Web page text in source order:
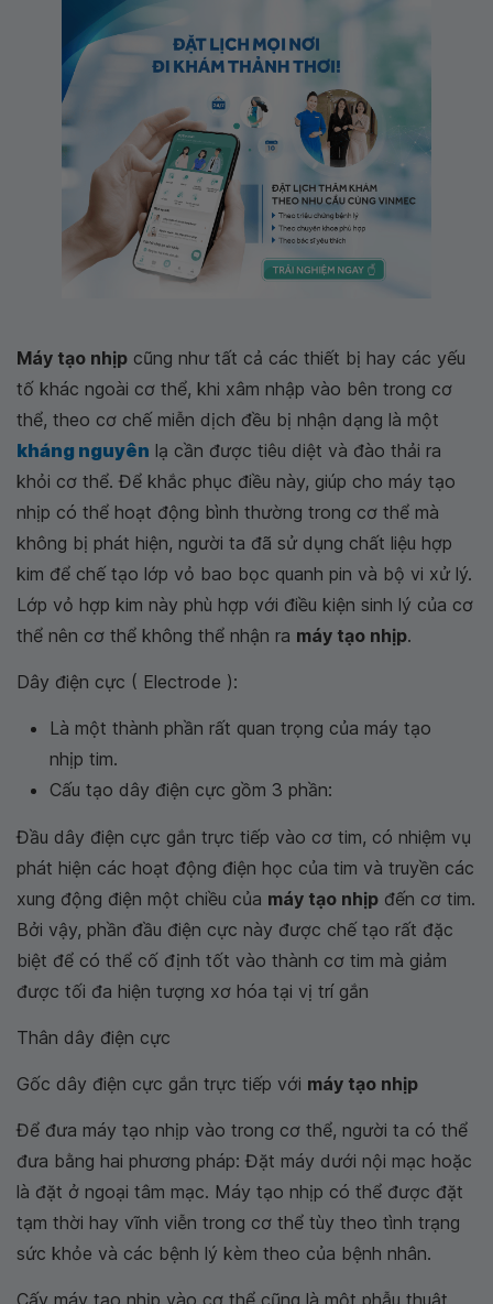
Máy tạo nhịp cũng như tất cả các thiết bị hay các yếu
tố khác ngoài cơ thể, khi xâm nhập vào bên trong cơ
thể, theo cơ chế miễn dịch đều bị nhận dạng là một
kháng nguyên lạ cần được tiêu diệt và đào thải ra
khỏi cơ thể. Để khắc phục điều này, giúp cho máy tạo
nhịp có thể hoạt động bình thường trong cơ thể mà
không bị phát hiện, người ta đã sử dụng chất liệu hợp
kim để chế tạo lớp vỏ bao bọc quanh pin và bộ vi xử lý.
Lớp vỏ hợp kim này phù hợp với điều kiện sinh lý của cơ
thể nên cơ thể không thể nhận ra máy tạo nhịp.
Dây điện cực ( Electrode ):
Là một thành phần rất quan trọng của máy tạo
nhịp tim.
Cấu tạo dây điện cực gồm 3 phần:
Đầu dây điện cực gắn trực tiếp vào cơ tim, có nhiệm vụ
phát hiện các hoạt động điện học của tim và truyền các
xung động điện một chiều của máy tạo nhịp đến cơ tim.
Bởi vậy, phần đầu điện cực này được chế tạo rất đặc
biệt để có thể cố định tốt vào thành cơ tim mà giảm
được tối đa hiện tượng xơ hóa tại vị trí gắn
Thân dây điện cực
Gốc dây điện cực gắn trực tiếp với máy tạo nhịp
Để đưa máy tạo nhịp vào trong cơ thể, người ta có thể
đưa bằng hai phương pháp: Đặt máy dưới nội mạc hoặc
là đặt ở ngoại tâm mạc. Máy tạo nhịp có thể được đặt
tạm thời hay vĩnh viễn trong cơ thể tùy theo tình trạng
sức khỏe và các bệnh lý kèm theo của bệnh nhân.
Cấy máy tạo nhịp vào cơ thể cũng là một phẫu thuật